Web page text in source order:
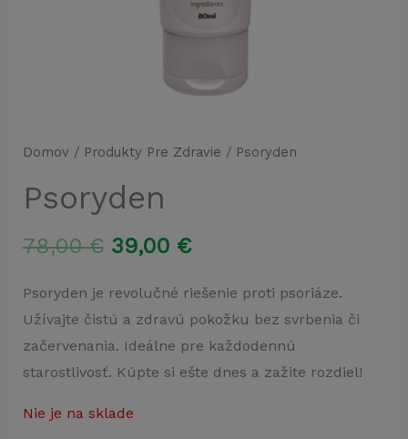
Domov / Produkty Pre Zdravie / Psoryden
Psoryden
78,00€ Pôvodná
cena
bola:
78,00 €.
39,00 €Aktuálna
cena
je:
39,00 €.
Psoryden je revolučné riešenie proti psoriáze.
Užívajte čistú a zdravú pokožku bez svrbenia či
začervenania. Ideálne pre každodennú
starostlivosť. Kúpte si ešte dnes a zažite rozdiel!
Nie je na sklade